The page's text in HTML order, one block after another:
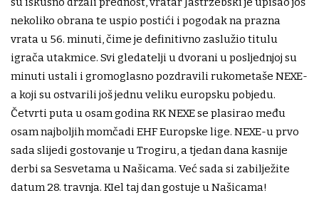
nekoliko obrana te uspio postići i pogodak na prazna
vrata u 56. minuti, čime je definitivno zaslužio titulu
igrača utakmice. Svi gledatelji u dvorani u posljednjoj su
minuti ustali i gromoglasno pozdravili rukometaše NEXE-
a koji su ostvarili još jednu veliku europsku pobjedu.
Četvrti puta u osam godina RK NEXE se plasirao među
osam najboljih momčadi EHF Europske lige. NEXE-u prvo
sada slijedi gostovanje u Trogiru, a tjedan dana kasnije
derbi sa Sesvetama u Našicama. Već sada si zabilježite
datum 28. travnja. KIel taj dan gostuje u Našicama!